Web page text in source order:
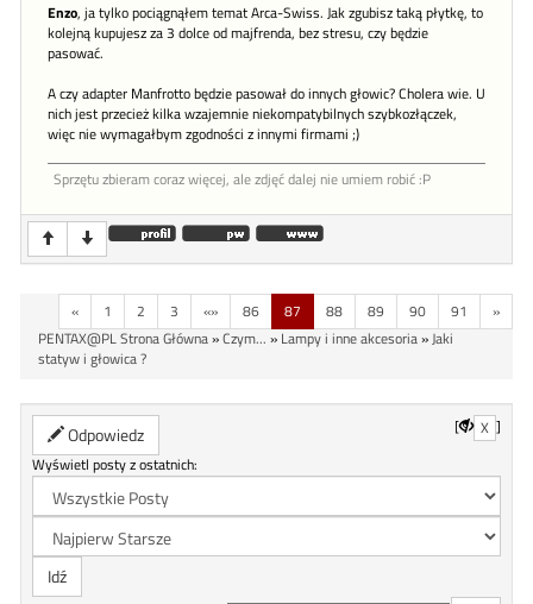
Enzo, ja tylko pociągnąłem temat Arca-Swiss. Jak zgubisz taką płytkę, to
kolejną kupujesz za 3 dolce od majfrenda, bez stresu, czy będzie
pasować.
A czy adapter Manfrotto będzie pasował do innych głowic? Cholera wie. U
nich jest przecież kilka wzajemnie niekompatybilnych szybkozłączek,
więc nie wymagałbym zgodności z innymi firmami ;)
Sprzętu zbieram coraz więcej, ale zdjęć dalej nie umiem robić :P
« 1 2 3 «» 86 87 88 89 90 91 »
PENTAX@PL Strona Główna»Czym... » Lampy i inne akcesoria»Jaki
statyw i głowica ?
Odpowiedz [ X ]
Wyświetl posty z ostatnich: